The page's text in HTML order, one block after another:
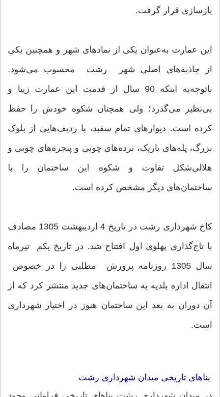
بازسازی قرار گرفت.
این عمارت به‌عنوان یکی از نمادهای شهر و همچنین یکی
از جاذبه‌های اصلی شهر رشت محسوب می‌شود.
باتوجه‌به اینکه 90 سال از قدمت این عمارت زیبا و
بی‌نظیر می‌گذرد؛ ولی همچنان شکوه خودش را حفظ
کرده است. دیوارهای تمام سفید، با ردیف‌هایی از بلوک
بزرگ، پله‌های باریک، نرده‌های چوبی و پنجره‌های چوبی و
هلالی‌شکل تفاوت و شکوه این ساختمان را با
ساختمان‌های دیگر مشخص کرده است.
کاخ شهرداری رشت در تاریخ 4 اردیبهشت 1305 مصادف
با تاج‌گذاری پهلوی اول افتتاح شد. در تاریخ یکم تیرماه
سال 1305 روزنامه پرورش مطلبی را در خصوص
انتقال اداره بلدیه به ساختمان‌های جدید منتشر کرد که از
آن دوران به بعد این ساختمان هنوز در اختیار شهرداری
است.
بناهای تاریخی میدان شهرداری رشت